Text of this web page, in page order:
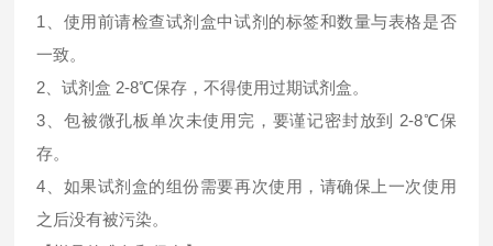
1、使用前请检查试剂盒中试剂的标签和数量与表格是否
一致。
2、试剂盒 2-8℃保存，不得使用过期试剂盒。
3、包被微孔板单次未使用完，要谨记密封放到 2-8℃保
存。
4、如果试剂盒的组份需要再次使用，请确保上一次使用
之后没有被污染。